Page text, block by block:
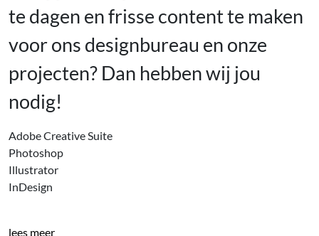
te dagen en frisse content te maken
voor ons designbureau en onze
projecten? Dan hebben wij jou
nodig!
Adobe Creative Suite
Photoshop
Illustrator
InDesign
lees meer